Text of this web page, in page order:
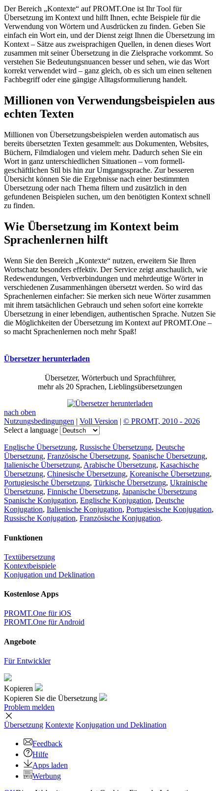
Der Bereich „Kontexte“ auf PROMT.One ist Ihr Tool für
Übersetzung im Kontext und hilft Ihnen, echte Beispiele für die
Verwendung von Wörtern und Ausdrücken zu finden. Geben Sie
einfach ein Wort ein, und der Dienst zeigt Ihnen die Übersetzung im
Kontext – Sätze aus zweisprachigen Quellen, in denen dieses Wort
zusammen mit seiner Übersetzung in die Zielsprache vorkommt. So
verstehen Sie Bedeutungsnuancen besser und sehen, wie das Wort
korrekt verwendet wird – ganz gleich, ob es sich um einen seltenen
Fachbegriff oder eine gängige Alltagsformulierung handelt.
Millionen von Verwendungsbeispielen aus
echten Texten
Millionen von Übersetzungsbeispielen werden automatisch aus
bereits übersetzten Texten gesammelt: aus Dokumenten, Websites,
Büchern, Filmdialogen und vielem mehr. Dadurch sehen Sie ein
Wort in ganz unterschiedlichen Situationen – vom formell-
geschäftlichen Stil bis hin zur Umgangssprache. Zur besseren
Übersicht können Sie die Ergebnisse nach einer bestimmten
Übersetzung oder nach Thema filtern und zusätzlich in den
gefundenen Beispielen suchen, um den benötigten Kontext schnell
zu finden.
Wie Übersetzung im Kontext beim
Sprachenlernen hilft
Wenn Sie den Bereich „Kontexte“ nutzen, erweitern Sie Ihren
Wortschatz besonders effektiv. Der Service zeigt anschaulich, wie
Redewendungen, Verbverbindungen und mehrdeutige Wörter in
verschiedenen Zusammenhängen übersetzt werden. So wird das
Sprachenlernen einfacher: Sie merken sich neue Wörter zusammen
mit ihrem tatsächlichen Gebrauch und sehen sofort eine korrekte
Übersetzung in einer lebendigen, authentischen Sprache. Nutzen Sie
die Möglichkeiten der Übersetzung im Kontext auf PROMT.One –
so macht Sprachenlernen noch mehr Spaß!
Übersetzer herunterladen
Übersetzer, Wörterbuch und Sprachführer,
mehr als 20 Sprachen, Lieblingsübersetzungen
nach oben
Nutzungsbedingungen | Voll Version | © PROMT, 2010 - 2026
Select a language
Englische Übersetzung, Russische Übersetzung, Deutsche
Übersetzung, Französische Übersetzung, Spanische Übersetzung,
Italienische Übersetzung, Arabische Übersetzung, Kasachische
Übersetzung, Chinesische Übersetzung, Koreanische Übersetzung,
Portugiesische Übersetzung, Türkische Übersetzung, Ukrainische
Übersetzung, Finnische Übersetzung, Japanische Übersetzung
Spanische Konjugation, Englische Konjugation, Deutsche
Konjugation, Italienische Konjugation, Portugiesische Konjugation,
Russische Konjugation, Französische Konjugation.
Funktionen
Textübersetzung
Kontextbeispiele
Konjugation und Deklination
Kostenlose Apps
PROMT.One für iOS
PROMT.One für Android
Angebote
Für Entwickler
Kopieren
Kopieren Sie die Übersetzung
Problem melden
Übersetzung Kontexte Konjugation und Deklination
Feedback
Hilfe
Apps laden
Werbung